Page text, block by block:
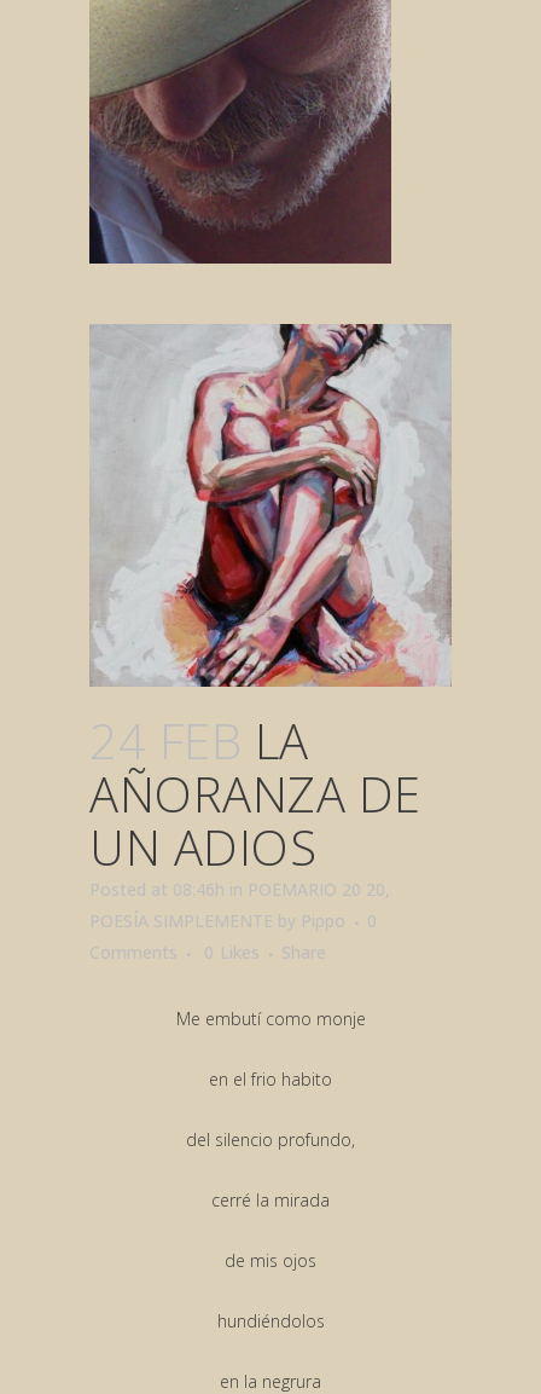
24 FEB LA
AÑORANZA DE
UN ADIOS
Posted at 08:46h in POEMARIO 20 20,
POESÍA SIMPLEMENTE by Pippo
0
Comments
0 Likes Share
Me embutí como monje
en el frio habito
del silencio profundo,
cerré la mirada
de mis ojos
hundiéndolos
en la negrura